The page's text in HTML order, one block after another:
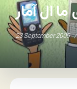
ال آمار
23 September 2009